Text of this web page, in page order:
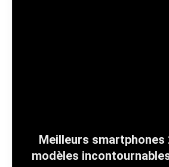
Meilleurs smartphones
modèles